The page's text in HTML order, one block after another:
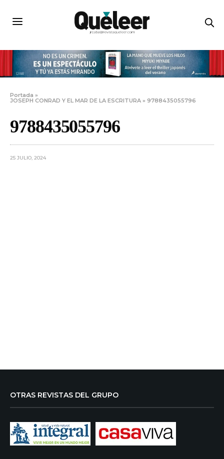
Portada »
JOSEPH CONRAD Y EL MAR DE LA ESCRITURA »9788435055796
9788435055796
25 JULIO, 2024
OTRAS REVISTAS DEL GRUPO